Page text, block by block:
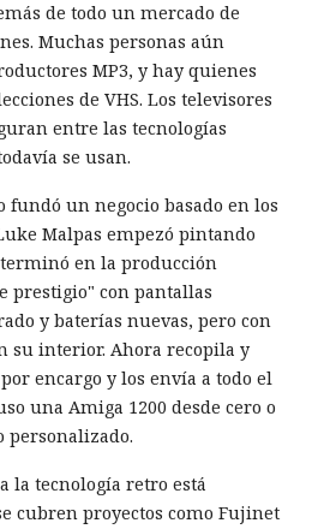
de todo un mercado de
Muchas personas aún
MP3, y hay quienes
de VHS. Los televisores
entre las tecnologías
se usan.
un negocio basado en los
Malpas empezó pintando
terminó en la producción
prestigio" con pantallas
y baterías nuevas, pero con
su interior. Ahora recopila y
encargo y los envía a todo el
una Amiga 1200 desde cero o
personalizado.
la tecnología retro está
cubren proyectos como Fujinet